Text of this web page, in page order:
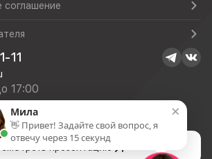
соглашение
11
17:00
×
Мила
👋 Привет! Задайте свой вопрос, я
отвечу через 15 секунд